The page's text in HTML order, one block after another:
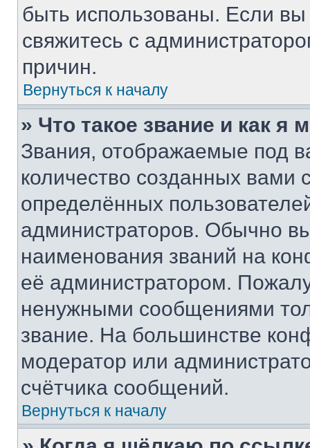
быть использованы. Если
свяжитесь с
причин.
Вернуться к началу
» Что такое звание и как я
Звания, отображаемые под
количество созданных
определённых
администраторов. Обычно
наименования званий на
её администратором.
ненужными сообщениями
звание. На большинстве
модератор или
счётчика сообщений.
Вернуться к началу